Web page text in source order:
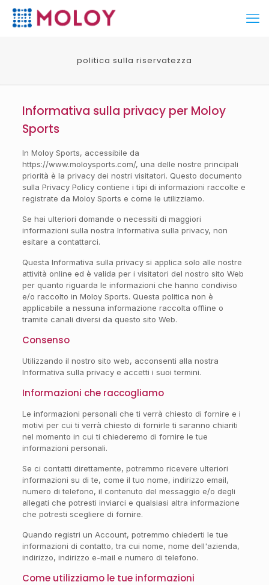
politica sulla riservatezza
Informativa sulla privacy per Moloy
Sports
In Moloy Sports, accessibile da
https://www.moloysports.com/, una delle nostre principali
priorità è la privacy dei nostri visitatori. Questo documento
sulla Privacy Policy contiene i tipi di informazioni raccolte e
registrate da Moloy Sports e come le utilizziamo.
Se hai ulteriori domande o necessiti di maggiori
informazioni sulla nostra Informativa sulla privacy, non
esitare a contattarci.
Questa Informativa sulla privacy si applica solo alle nostre
attività online ed è valida per i visitatori del nostro sito Web
per quanto riguarda le informazioni che hanno condiviso
e/o raccolto in Moloy Sports. Questa politica non è
applicabile a nessuna informazione raccolta offline o
tramite canali diversi da questo sito Web.
Consenso
Utilizzando il nostro sito web, acconsenti alla nostra
Informativa sulla privacy e accetti i suoi termini.
Informazioni che raccogliamo
Le informazioni personali che ti verrà chiesto di fornire e i
motivi per cui ti verrà chiesto di fornirle ti saranno chiariti
nel momento in cui ti chiederemo di fornire le tue
informazioni personali.
Se ci contatti direttamente, potremmo ricevere ulteriori
informazioni su di te, come il tuo nome, indirizzo email,
numero di telefono, il contenuto del messaggio e/o degli
allegati che potresti inviarci e qualsiasi altra informazione
che potresti scegliere di fornire.
Quando registri un Account, potremmo chiederti le tue
informazioni di contatto, tra cui nome, nome dell'azienda,
indirizzo, indirizzo e-mail e numero di telefono.
Come utilizziamo le tue informazioni